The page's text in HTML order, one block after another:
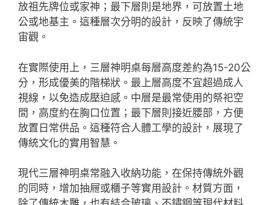
放祖先牌位或家神；最下層則是地界，可放置土地
公或地基主。這種層次分明的設計，反映了傳統宇
宙觀。
在實際使用上，三層神明桌每層高度差約為15-20公
分，形成優美的階梯狀。最上層高度不宜超過成人
視線，以免造成壓迫感。中層是最常使用的祭祀空
間，高度約在胸口位置；最下層則接近腰部，方便
放置日常供品。這種符合人體工學的設計，展現了
傳統文化的實用智慧。
現代三層神明桌常融入收納功能，在保持傳統外觀
的同時，增加抽屜或櫃子等實用設計。材質方面，